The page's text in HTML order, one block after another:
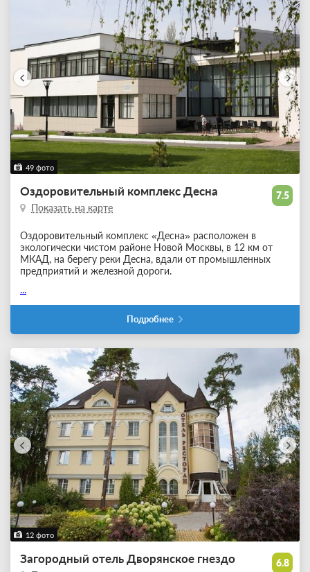
49 фото
7.5
Оздоровительный комплекс Десна
Показать на карте
Оздоровительный комплекс «Десна» расположен в
экологически чистом районе Новой Москвы, в 12 км от
МКАД, на берегу реки Десна, вдали от промышленных
предприятий и железной дороги.
...
Подробнее
12 фото
6.8
Загородный отель Дворянское гнездо